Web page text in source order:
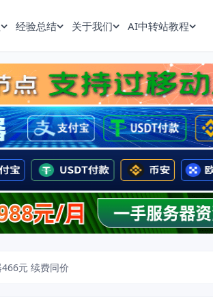
经验总结 关于我们 AI中转站教程
元 续费同价